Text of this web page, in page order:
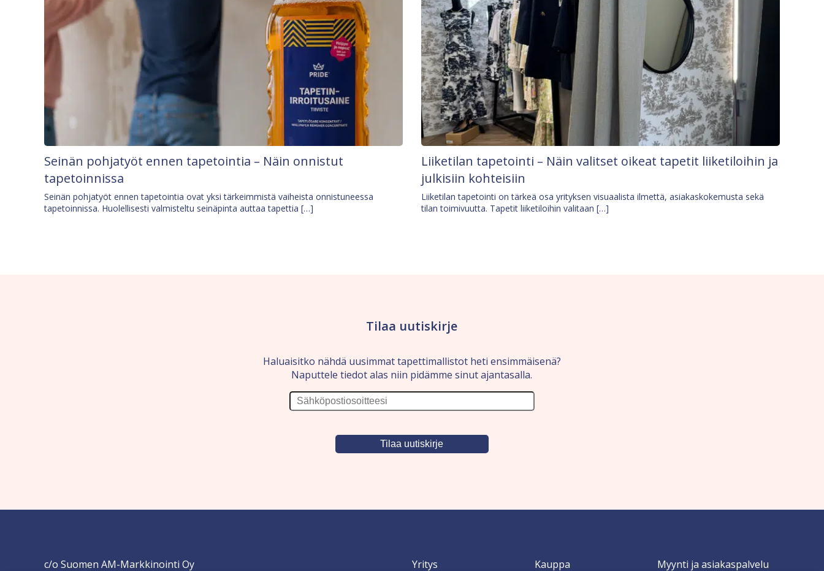
Seinän pohjatyöt ennen tapetointia – Näin onnistut
tapetoinnissa
Seinän pohjatyöt ennen tapetointia ovat yksi tärkeimmistä vaiheista onnistuneessa
tapetoinnissa. Huolellisesti valmisteltu seinäpinta auttaa tapettia […]
Liiketilan tapetointi – Näin valitset oikeat tapetit liiketiloihin ja
julkisiin kohteisiin
Liiketilan tapetointi on tärkeä osa yrityksen visuaalista ilmettä, asiakaskokemusta sekä
tilan toimivuutta. Tapetit liiketiloihin valitaan […]
Tilaa uutiskirje
Haluaisitko nähdä uusimmat tapettimallistot heti ensimmäisenä?
Naputtele tiedot alas niin pidämme sinut ajantasalla.
c/o Suomen AM-Markkinointi Oy Yritys Kauppa Myynti ja asiakaspalvelu